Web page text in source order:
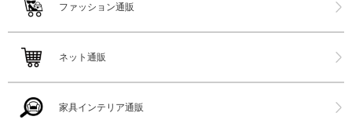
ファッション通販
ネット通販
家具インテリア通販